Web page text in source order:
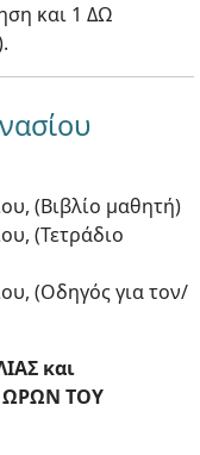
και 1 ΔΩ
(Βιβλίο μαθητή)
(Τετράδιο
(Οδηγός για τον/
και
ΩΡΩΝ ΤΟΥ